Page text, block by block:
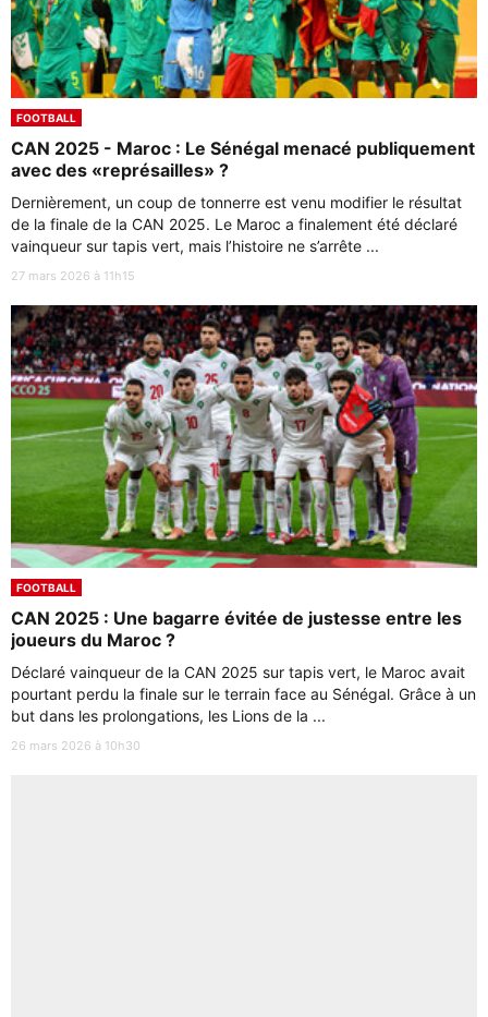
FOOTBALL
CAN 2025 - Maroc : Le Sénégal menacé publiquement
avec des «représailles» ?
Dernièrement, un coup de tonnerre est venu modifier le résultat
de la finale de la CAN 2025. Le Maroc a finalement été déclaré
vainqueur sur tapis vert, mais l’histoire ne s’arrête ...
27 mars 2026 à 11h15
FOOTBALL
CAN 2025 : Une bagarre évitée de justesse entre les
joueurs du Maroc ?
Déclaré vainqueur de la CAN 2025 sur tapis vert, le Maroc avait
pourtant perdu la finale sur le terrain face au Sénégal. Grâce à un
but dans les prolongations, les Lions de la ...
26 mars 2026 à 10h30